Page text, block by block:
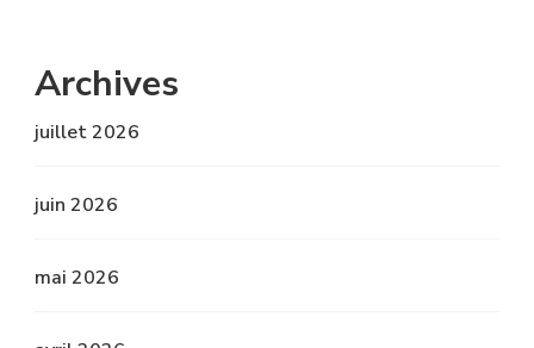
Archives
juillet 2026
juin 2026
mai 2026